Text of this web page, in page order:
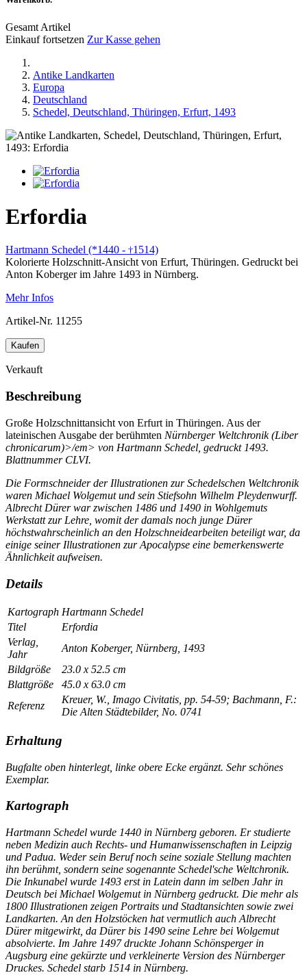
Gesamt Artikel
Einkauf fortsetzen Zur Kasse gehen
Antike Landkarten
Europa
Deutschland
Schedel, Deutschland, Thüringen, Erfurt, 1493
Erfordia
Hartmann Schedel (*1440 - †1514)
Kolorierte Holzschnitt-Ansicht von Erfurt, Thüringen. Gedruckt bei
Anton Koberger im Jahre 1493 in Nürnberg.
Mehr Infos
Artikel-Nr. 11255
Kaufen
Verkauft
Beschreibung
Große Holzschnittansicht von Erfurt in Thüringen. Aus der
lateinischen Ausgabe der berühmten Nürnberger Weltchronik (Liber
chronicarum)>/em> von Hartmann Schedel, gedruckt 1493.
Blattnummer CLVI.
Die Formschneider der Illustrationen zur Schedelschen Weltchronik
waren Michael Wolgemut und sein Stiefsohn Wilhelm Pleydenwurff.
Albrecht Dürer war zwischen 1486 und 1490 in Wohlgemuts
Werkstatt zur Lehre, womit der damals noch junge Dürer
höchstwahrscheinlich an den Holzschneidearbeiten beteiligt war, da
einige seiner Illustrationen zurApocalypse eine bemerkenswerte
Ähnlichkeit aufweisen.
Details
Kartograph Hartmann Schedel
Titel
Erfordia
Verlag,
Jahr
Anton Koberger, Nürnberg, 1493
Bildgröße
23.0 x 52.5 cm
Blattgröße
45.0 x 63.0 cm
Referenz
Kreuer, W., Imago Civitatis, pp. 54-59; Bachmann, F.:
Die Alten Städtebilder, No. 0741
Erhaltung
Bugfalte oben hinterlegt, linke obere Ecke ergänzt. Sehr schönes
Exemplar.
Kartograph
Hartmann Schedel wurde 1440 in Nürnberg geboren. Er studierte
neben Medizin auch Rechts- und Humanwissenschaften in Leipzig
und Padua. Weder sein Beruf noch seine soziale Stellung machten
ihn berühmt, sondern seine sogenannte Schedel'sche Weltchronik.
Die Inkunabel wurde 1493 erst in Latein dann im selben Jahr in
Deutsch bei Michael Wolgemut in Nürnberg gedruckt. Die mehr als
1800 Illustrationen zeigen Portraits und Stadtansichten sowie zwei
Landkarten. An den Holzstöcken hat vermutlich auch Albrecht
Dürer mitgewirkt, da Dürer bis 1490 seine Lehre bei Wolgemut
absolvierte. Im Jahre 1497 druckte Johann Schönsperger in
Augsburg eine gekürzte und verkleinerte Version des Nürnberger
Druckes. Schedel starb 1514 in Nürnberg.